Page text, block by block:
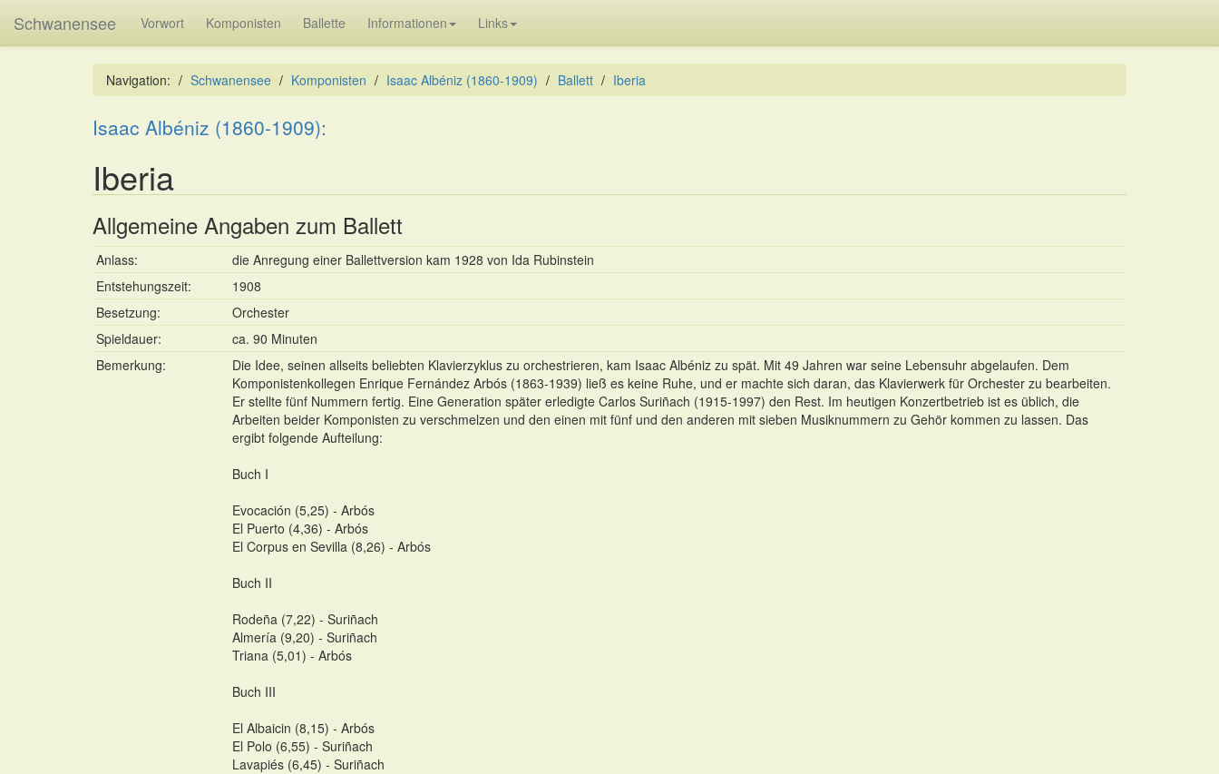
Schwanensee Vorwort Komponisten Ballette Informationen Links
Navigation: Schwanensee Komponisten Isaac Albéniz (1860-1909) Ballett Iberia
Isaac Albéniz (1860-1909):
Iberia
Allgemeine Angaben zum Ballett
Anlass:
die Anregung einer Ballettversion kam 1928 von Ida Rubinstein
Entstehungszeit:
1908
Besetzung:
Orchester
Spieldauer:
ca. 90 Minuten
Bemerkung:
Die Idee, seinen allseits beliebten Klavierzyklus zu orchestrieren, kam Isaac Albéniz zu spät. Mit 49 Jahren war seine Lebensuhr abgelaufen. Dem
Komponistenkollegen Enrique Fernández Arbós (1863-1939) ließ es keine Ruhe, und er machte sich daran, das Klavierwerk für Orchester zu bearbeiten.
Er stellte fünf Nummern fertig. Eine Generation später erledigte Carlos Suriñach (1915-1997) den Rest. Im heutigen Konzertbetrieb ist es üblich, die
Arbeiten beider Komponisten zu verschmelzen und den einen mit fünf und den anderen mit sieben Musiknummern zu Gehör kommen zu lassen. Das
ergibt folgende Aufteilung:
Buch I
Evocación (5,25) - Arbós
El Puerto (4,36) - Arbós
El Corpus en Sevilla (8,26) - Arbós
Buch II
Rodeña (7,22) - Suriñach
Almería (9,20) - Suriñach
Triana (5,01) - Arbós
Buch III
El Albaicin (8,15) - Arbós
El Polo (6,55) - Suriñach
Lavapiés (6,45) - Suriñach